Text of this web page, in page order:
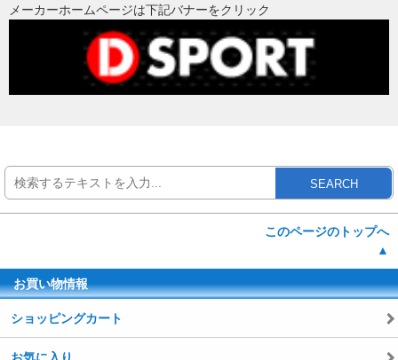
メーカーホームページは下記バナーをクリック
SEARCH
このページのトップへ
▲
お買い物情報
ショッピングカート
お気に入り